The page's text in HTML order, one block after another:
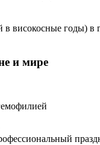
в високосные годы) в
и мире